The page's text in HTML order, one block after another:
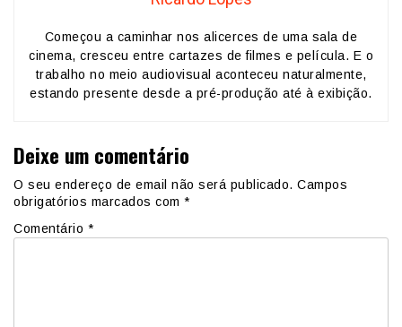
Começou a caminhar nos alicerces de uma sala de
cinema, cresceu entre cartazes de filmes e película. E o
trabalho no meio audiovisual aconteceu naturalmente,
estando presente desde a pré-produção até à exibição.
Deixe um comentário
O seu endereço de email não será publicado. Campos
obrigatórios marcados com *
Comentário *